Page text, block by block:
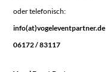
oder telefonisch:
info(at)vogeleventpartner.de
06172 / 83117